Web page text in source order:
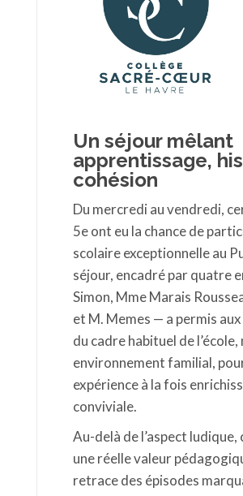
Un séjour mêlant
apprentissage,
cohésion
Du mercredi au vendredi,
5e ont eu la chance de
scolaire exceptionnelle au
séjour, encadré par quatre
Simon, Mme Marais
et M. Memes — a permis
du cadre habituel de
environnement familial,
expérience à la fois
conviviale.
Au-delà de l’aspect
une réelle valeur
retrace des épisodes